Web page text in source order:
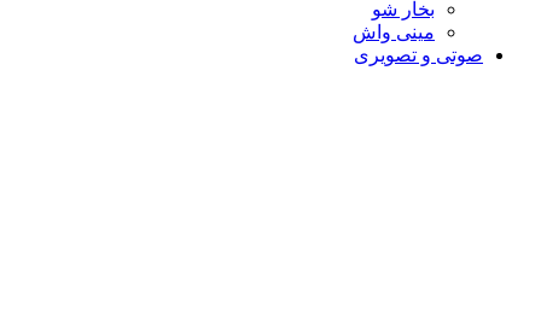
بخار شو
مینی واش
صوتی و تصویری